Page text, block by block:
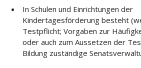
In Schulen und Einrichtungen der
Kindertagesförderung besteht
Testpflicht; Vorgaben zur
oder auch zum Aussetzen der
Bildung zuständige